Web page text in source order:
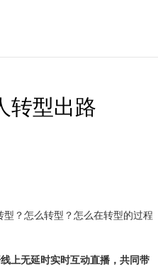
转型出路
？怎么转型？怎么在转型的过程
上无延时实时互动直播，共同带